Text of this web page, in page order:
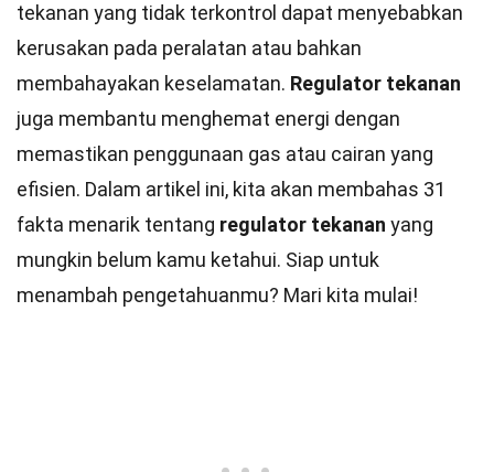
tekanan yang tidak terkontrol dapat menyebabkan
kerusakan pada peralatan atau bahkan
membahayakan keselamatan. Regulator tekanan
juga membantu menghemat energi dengan
memastikan penggunaan gas atau cairan yang
efisien. Dalam artikel ini, kita akan membahas 31
fakta menarik tentang regulator tekanan yang
mungkin belum kamu ketahui. Siap untuk
menambah pengetahuanmu? Mari kita mulai!